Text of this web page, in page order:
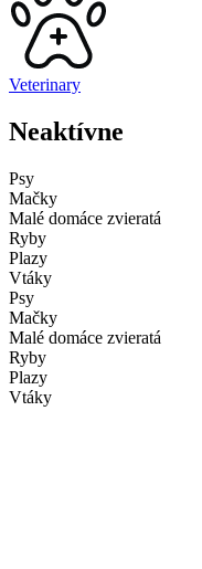
Veterinary
Neaktívne
Psy
Mačky
Malé domáce zvieratá
Ryby
Plazy
Vtáky
Psy
Mačky
Malé domáce zvieratá
Ryby
Plazy
Vtáky